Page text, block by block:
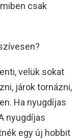
csak
velük sokat
járok tornázni,
Ha nyugdíjas
nyugdíjas
egy új hobbit